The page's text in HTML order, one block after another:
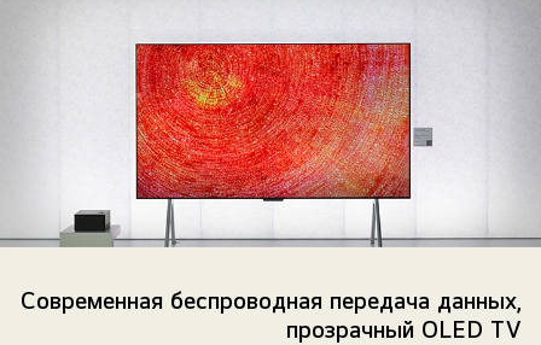
Современная беспроводная передача данных,
прозрачный OLED TV